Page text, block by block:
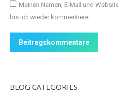
Meinen Namen, E-Mail und
bis ich wieder kommentiere.
Beitragskommentare
BLOG CATEGORIES